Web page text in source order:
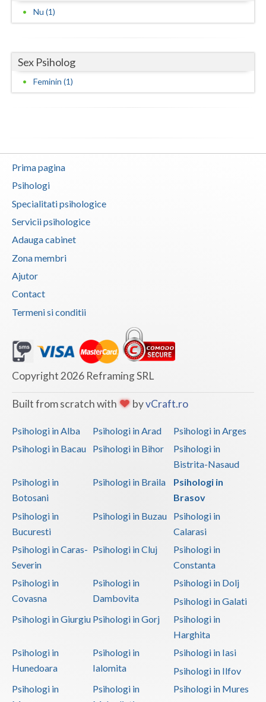
Satu-Mare
Suceava
Vaslui
Vrancea
Nu (1)
Sex Psiholog
Feminin (1)
Prima pagina
Psihologi
Specialitati psihologice
Servicii psihologice
Adauga cabinet
Zona membri
Ajutor
Contact
Termeni si conditii
Copyright 2026 Reframing SRL
Built from scratch with byvCraft.ro
Psihologi in Alba Psihologi in Arad
Psihologi in Arges
Psihologi in Bacau
Psihologi in Bihor
Psihologi in
Bistrita-Nasaud
Psihologi in
Botosani
Psihologi in Braila
Psihologi in
Brasov
Psihologi in
Bucuresti
Psihologi in Buzau
Psihologi in
Calarasi
Psihologi in Caras-
Severin
Psihologi in Cluj
Psihologi in
Constanta
Psihologi in
Covasna
Psihologi in
Dambovita
Psihologi in Dolj
Psihologi in Galati
Psihologi in Giurgiu Psihologi in Gorj
Psihologi in
Harghita
Psihologi in
Hunedoara
Psihologi in
Ialomita
Psihologi in Iasi
Psihologi in Ilfov
Psihologi in
Psihologi in
Psihologi in Mures